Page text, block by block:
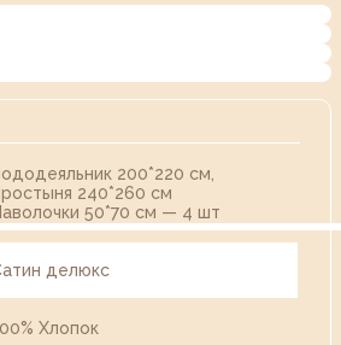
200*220 см,
240*260 см
50*70 см — 4 шт
делюкс
Хлопок